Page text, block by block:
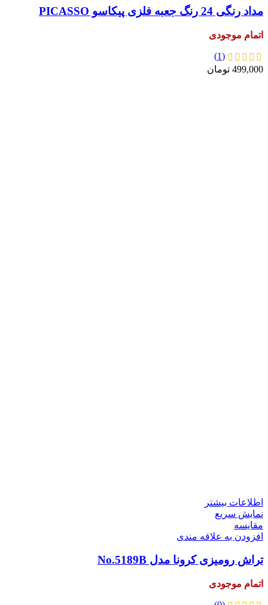
مداد رنگی 24 رنگ جعبه فلزی پیکاسو PICASSO
اتمام موجودی
(1)
499,000 تومان
اطلاعات بیشتر
نمایش سریع
مقايسه
افزودن به علاقه مندی
تراش رومیزی کرونا مدل No.5189B
اتمام موجودی